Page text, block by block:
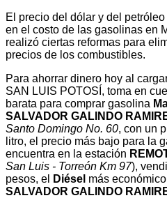
El precio del dólar y del
en el costo de las gasolinas en
realizó ciertas reformas para
precios de los combustibles.
Para ahorrar dinero hoy al
SAN LUIS POTOSÍ, toma en
barata para comprar gasolina
SALVADOR GALINDO
Santo Domingo No. 60, con un
litro, el precio más bajo para la
encuentra en la estación
San Luis - Torreón Km 97),
pesos, el
Diésel más
SALVADOR GALINDO